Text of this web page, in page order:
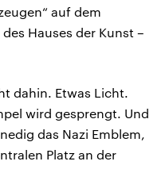
auf dem
Hauses der Kunst –
dahin. Etwas Licht.
wird gesprengt. Und
das Nazi Emblem,
Platz an der